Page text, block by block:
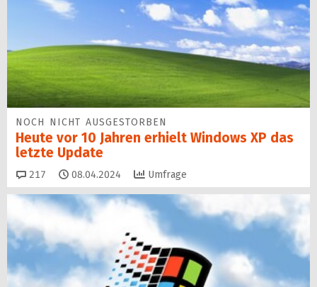
NOCH NICHT AUSGESTORBEN
Heute vor 10 Jahren erhielt Windows XP das
letzte Update
217 Kommentare
08.04.2024 Umfrage